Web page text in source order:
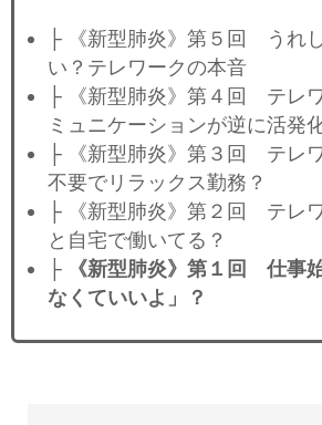
├ 《新型肺炎》第５回 うれ
い？テレワークの本音
├ 《新型肺炎》第４回 テレ
ミュニケーションが逆に活発
├ 《新型肺炎》第３回 テレ
不要でリラックス勤務？
├ 《新型肺炎》第２回 テレ
と自宅で働いてる？
├
《新型肺炎》第１回 仕事
なくていいよ」？